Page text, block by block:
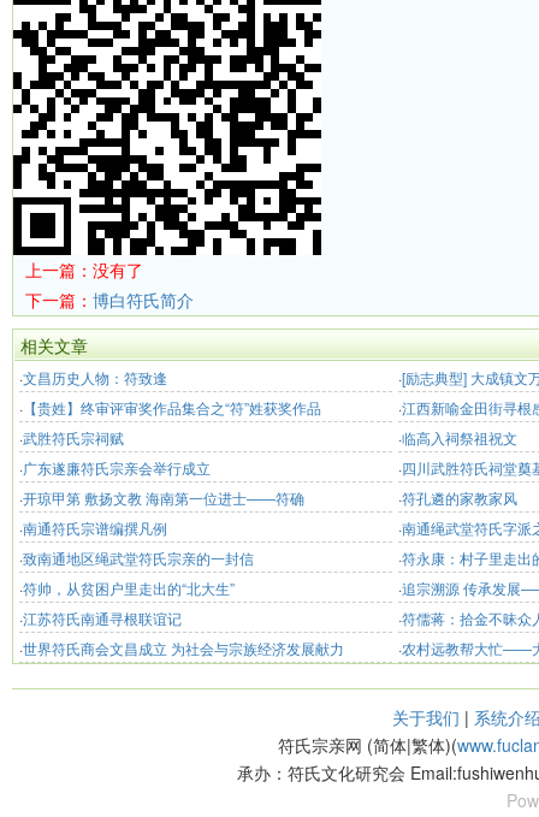
上一篇：没有了
下一篇： 博白符氏简介
相关文章
·文昌历史人物：符致逢 ·[励志典型] 大成镇文
出务工 “靠双手我也
· 【贵姓】终审评审奖作品集合之“符”姓获奖作品 ·江西新喻金田街寻根
·武胜符氏宗祠赋 ·临高入祠祭祖祝文
·广东遂廉符氏宗亲会举行成立 ·四川武胜符氏祠堂奠
·开琼甲第 敷扬文教 海南第一位进士——符确 ·符孔遴的家教家风
·南通符氏宗谱编撰凡例 ·南通绳武堂符氏字派
·致南通地区绳武堂符氏宗亲的一封信 ·符永康：村子里走出
·符帅，从贫困户里走出的“北大生” ·追宗溯源 传承发展
·江苏符氏南通寻根联谊记 ·符儒蒋：拾金不昧众
·世界符氏商会文昌成立 为社会与宗族经济发展献力 ·农村远教帮大忙——
关于我们 | 系统介
符氏宗亲网 (简体|繁体)(
承办：符氏文化研究会